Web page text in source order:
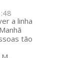
a linha
tão